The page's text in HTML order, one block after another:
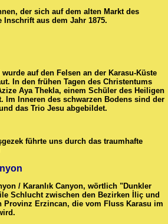
der sich auf dem alten Markt des
Inschrift aus dem Jahr 1875.
auf den Felsen an der Karasu-Küste
In den frühen Tagen des Christentums
Aya Thekla, einem Schüler des Heiligen
Im Inneren des schwarzen Bodens sind der
das Trio Jesu abgebildet.
führte uns durch das traumhafte
/ Karanlık Canyon, wörtlich "Dunkler
Schlucht zwischen den Bezirken İliç und
Provinz Erzincan, die vom Fluss Karasu im